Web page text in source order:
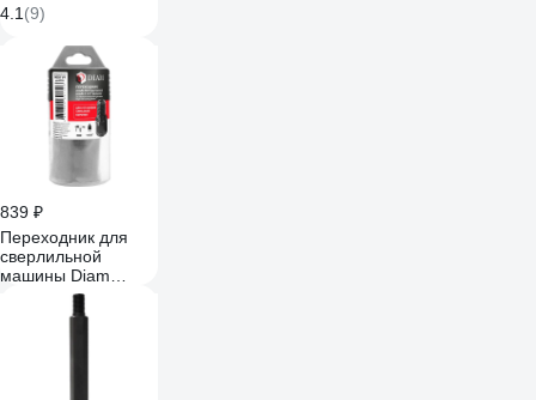
4.1 (9)
839 ₽
Переходник для
сверлильной
машины Diam
М22(внутренняя
резьба) - 1 1/4